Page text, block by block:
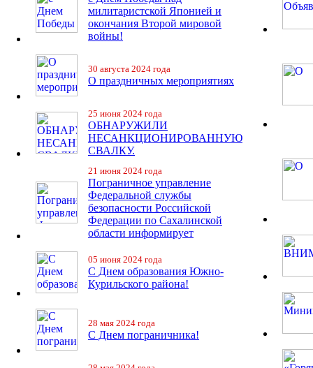
милитаристской Японией и
окончания Второй мировой
войны!
30 августа 2024 года
О праздничных мероприятиях
25 июня 2024 года
ОБНАРУЖИЛИ
НЕСАНКЦИОНИРОВАННУЮ
СВАЛКУ.
21 июня 2024 года
Пограничное управление
Федеральной службы
безопасности Российской
Федерации по Сахалинской
области информирует
05 июня 2024 года
С Днем образования Южно-
Курильского района!
28 мая 2024 года
С Днем пограничника!